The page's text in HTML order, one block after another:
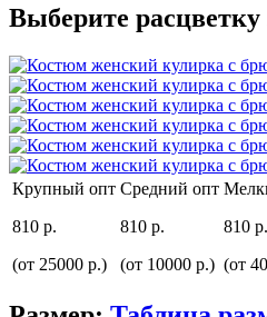
Выберите расцветку
Крупный опт
810 р.
(от 25000 р.)
Средний опт
810 р.
(от 10000 р.)
810 р.
(от